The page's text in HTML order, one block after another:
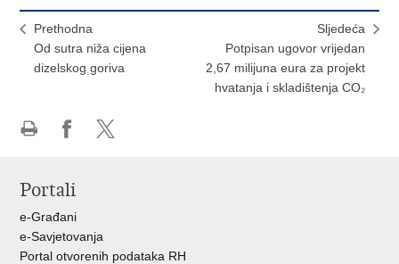
Prethodna
Od sutra niža cijena
dizelskog goriva
Sljedeća
Potpisan ugovor vrijedan
2,67 milijuna eura za projekt
hvatanja i skladištenja CO₂
Facebooku
Portali
e-Građani
e-Savjetovanja
Portal otvorenih podataka RH